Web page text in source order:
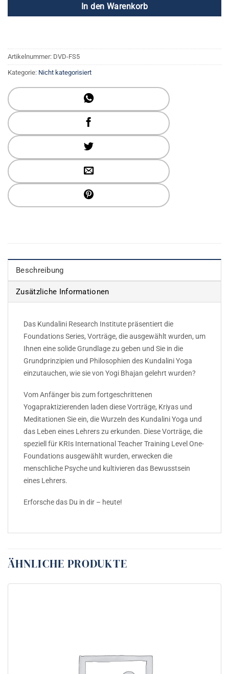
In den Warenkorb
Artikelnummer: DVD-FS5
Kategorie: Nicht kategorisiert
Beschreibung
Zusätzliche Informationen
Das Kundalini Research Institute präsentiert die
Foundations Series, Vorträge, die ausgewählt wurden, um
Ihnen eine solide Grundlage zu geben und Sie in die
Grundprinzipien und Philosophien des Kundalini Yoga
einzutauchen, wie sie von Yogi Bhajan gelehrt wurden?
Vom Anfänger bis zum fortgeschrittenen
Yogapraktizierenden laden diese Vorträge, Kriyas und
Meditationen Sie ein, die Wurzeln des Kundalini Yoga und
das Leben eines Lehrers zu erkunden. Diese Vorträge, die
speziell für KRIs International Teacher Training Level One-
Foundations ausgewählt wurden, erwecken die
menschliche Psyche und kultivieren das Bewusstsein
eines Lehrers.
Erforsche das Du in dir – heute!
ÄHNLICHE PRODUKTE